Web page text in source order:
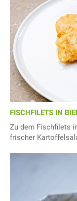
FISCHFILETS IN
Zu dem Fischfilets
frischer